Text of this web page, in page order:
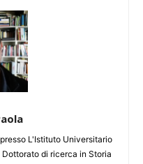
L'Istituto Universitario
di ricerca in Storia